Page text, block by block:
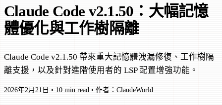
Claude Code v2.1.50：大幅記憶
體優化與工作樹隔離
Claude Code v2.1.50 帶來重大記憶體洩漏修復、工作樹隔
離支援，以及針對進階使用者的 LSP 配置增強功能。
2026年2月21日 • 10 min read • 作者：ClaudeWorld